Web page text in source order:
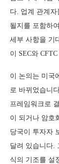
다. 업계 관계
될지를 포함하
세부 사항을 기
이 SEC와
이 논의는 미국
로 바뀌었습니
프레임워크로
이 되거나 암호
당국이 투자자
달려 있습니다.
식의 기조를 설